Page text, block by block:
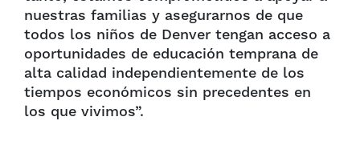
nuestras familias y asegurarnos de que
todos los niños de Denver tengan acceso a
oportunidades de educación temprana de
alta calidad independientemente de los
tiempos económicos sin precedentes en
los que vivimos”.